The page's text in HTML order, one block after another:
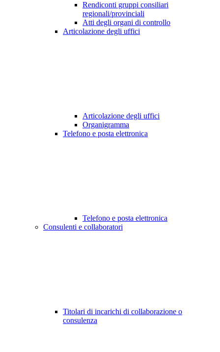
Rendiconti gruppi consiliari
regionali/provinciali
Atti degli organi di controllo
Articolazione degli uffici
Articolazione degli uffici
Organigramma
Telefono e posta elettronica
Telefono e posta elettronica
Consulenti e collaboratori
Titolari di incarichi di collaborazione o
consulenza